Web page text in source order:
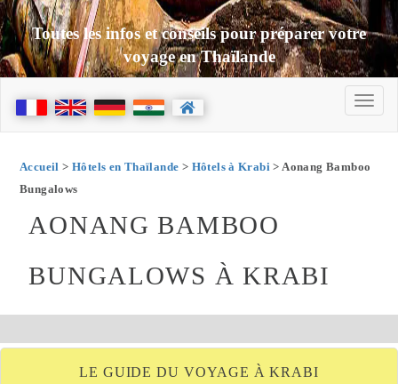
Toutes les infos et conseils pour préparer votre
voyage en Thaïlande
Accueil > Hôtels en Thaïlande > Hôtels à Krabi > Aonang Bamboo
Bungalows
AONANG BAMBOO
BUNGALOWS À KRABI
LE GUIDE DU VOYAGE À KRABI